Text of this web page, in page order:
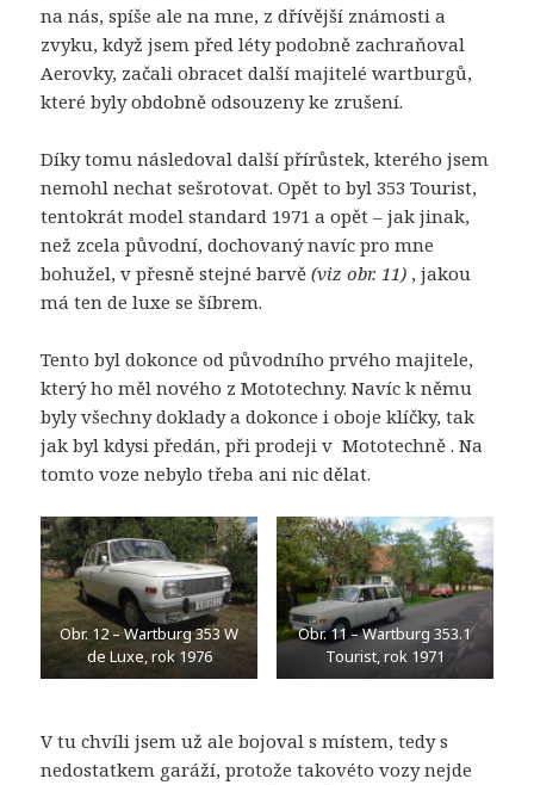
na nás, spíše ale na mne, z dřívější známosti a
zvyku, když jsem před léty podobně zachraňoval
Aerovky, začali obracet další majitelé wartburgů,
které byly obdobně odsouzeny ke zrušení.
Díky tomu následoval další přírůstek, kterého jsem
nemohl nechat sešrotovat. Opět to byl 353 Tourist,
tentokrát model standard 1971 a opět – jak jinak,
než zcela původní, dochovaný navíc pro mne
bohužel, v přesně stejné barvě(viz obr. 11) , jakou
má ten de luxe se šíbrem.
Tento byl dokonce od původního prvého majitele,
který ho měl nového z Mototechny. Navíc k němu
byly všechny doklady a dokonce i oboje klíčky, tak
jak byl kdysi předán, při prodeji v Mototechně . Na
tomto voze nebylo třeba ani nic dělat.
Obr. 12 – Wartburg 353 W
de Luxe, rok 1976
Obr. 11 – Wartburg 353.1
Tourist, rok 1971
V tu chvíli jsem už ale bojoval s místem, tedy s
nedostatkem garáží, protože takovéto vozy nejde